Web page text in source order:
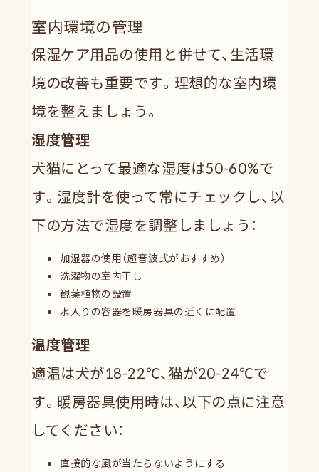
室内環境の管理
保湿ケア用品の使用と併せて、生活環
境の改善も重要です。理想的な室内環
境を整えましょう。
湿度管理
犬猫にとって最適な湿度は50-60%で
す。湿度計を使って常にチェックし、以
下の方法で湿度を調整しましょう：
加湿器の使用（超音波式がおすすめ）
洗濯物の室内干し
観葉植物の設置
水入りの容器を暖房器具の近くに配置
温度管理
適温は犬が18-22℃、猫が20-24℃で
す。暖房器具使用時は、以下の点に注意
してください：
直接的な風が当たらないようにする